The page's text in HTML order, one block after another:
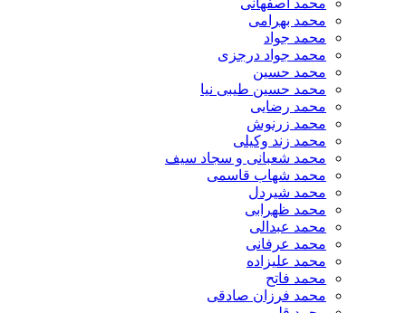
محمد بهرامی
محمد جواد
محمد جواد درجزی
محمد حسین
محمد حسین طیبی نیا
محمد رضایی
محمد زرنوش
محمد زند وکیلی
محمد شعبانی و سجاد سیف
محمد شهاب قاسمی
​محمد شیردل
محمد ظهرابی
محمد عبدالی
محمد عرفانی
محمد علیزاده
محمد فاتح
محمد فرزان صادقی